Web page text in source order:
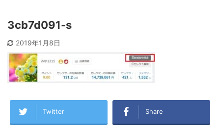
3cb7d091-s
2019年1月8日
Twitter Share